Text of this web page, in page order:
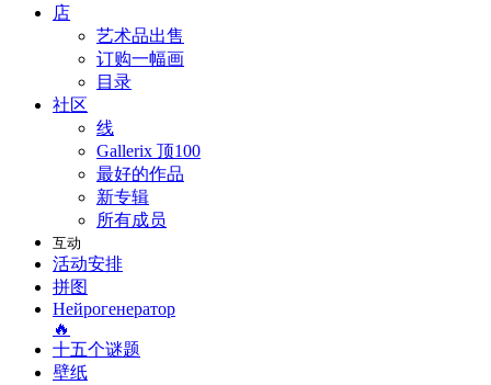
店
艺术品出售
订购一幅画
目录
社区
线
Gallerix 顶100
最好的作品
新专辑
所有成员
互动
活动安排
拼图
Нейрогенератор
🔥
十五个谜题
壁纸